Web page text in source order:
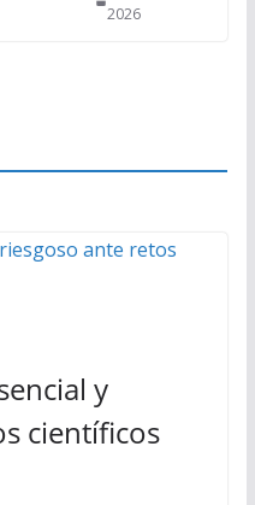
2026
y
científicos